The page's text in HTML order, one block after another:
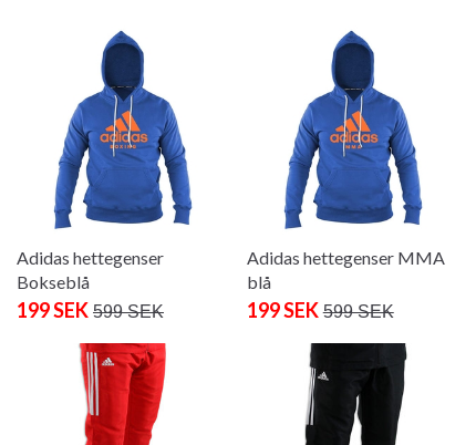
Adidas hettegenser
Bokseblå
199 SEK 599 SEK
Adidas hettegenser MMA
blå
199 SEK 599 SEK